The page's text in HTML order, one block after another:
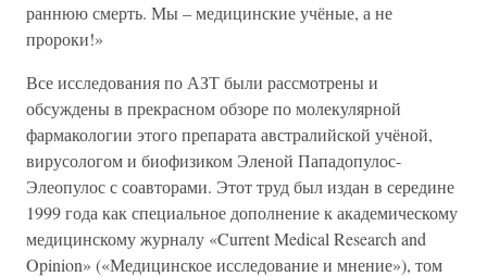
раннюю смерть. Мы – медицинские учёные, а не
пророки!»
Все исследования по АЗТ были рассмотрены и
обсуждены в прекрасном обзоре по молекулярной
фармакологии этого препарата австралийской учёной,
вирусологом и биофизиком Эленой Пападопулос-
Элеопулос с соавторами. Этот труд был издан в середине
1999 года как специальное дополнение к академическому
медицинскому журналу «Current Medical Research and
Opinion» («Медицинское исследование и мнение»), том